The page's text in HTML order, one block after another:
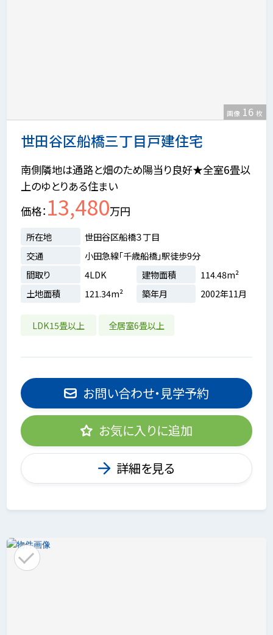
世田谷区船橋三丁目戸建住宅
画像 16 枚
南側隣地は通路と畑のため陽当り良好★全室6畳以
上のゆとりある住まい
価格 13,480万円
所在地
世田谷区船橋３丁目
交通
小田急線「千歳船橋」駅徒歩9分
間取り
4LDK 建物面積
114.48m²
土地面積
121.34m² 築年月 2002年11月
LDK15畳以上 全居室6畳以上
お問い合わせ・見学予約
お気に入りに追加
詳細を見る